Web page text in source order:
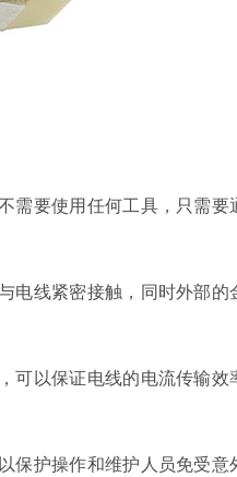
需要使用任何工具，只需
电线紧密接触，同时外部
可以保证电线的电流传输
保护操作和维护人员免受